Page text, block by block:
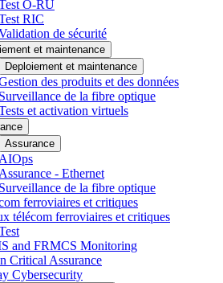
O-RU
RIC
de sécurité
et maintenance
Deploiement et maintenance
des produits et des données
Surveillance de la fibre optique
et activation virtuels
Assurance
AIOps
Assurance - Ethernet
Surveillance de la fibre optique
ferroviaires et critiques
télécom ferroviaires et critiques
and FRMCS Monitoring
Critical Assurance
Cybersecurity